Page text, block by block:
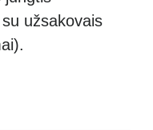
užsakovais